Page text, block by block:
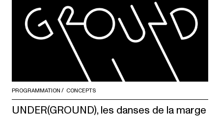
PROGRAMMATION CONCEPTS
UNDER(GROUND), les danses de la marge